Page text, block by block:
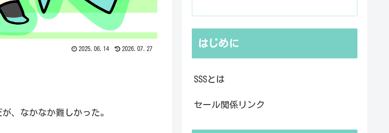
2025.06.14 2026.07.27
、なかなか難しかった。
はじめに
SSSとは
セール関係リンク